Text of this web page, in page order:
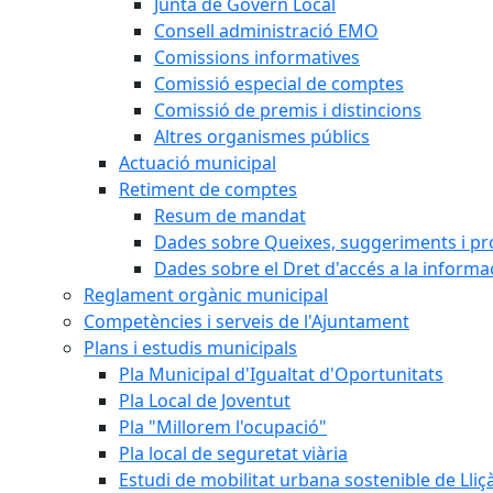
Consell administració EMO
Comissions informatives
Comissió especial de comptes
Comissió de premis i distincions
Altres organismes públics
Actuació municipal
Retiment de comptes
Resum de mandat
Dades sobre Queixes, suggeriments i
Dades sobre el Dret d'accés a la
Reglament orgànic municipal
Competències i serveis de l'Ajuntament
Plans i estudis municipals
Pla Municipal d'Igualtat d'Oportunitats
Pla Local de Joventut
Pla "Millorem l'ocupació"
Pla local de seguretat viària
Estudi de mobilitat urbana sostenible de